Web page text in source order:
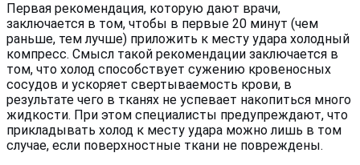
Первая рекомендация, которую дают врачи,
заключается в том, чтобы в первые 20 минут (чем
раньше, тем лучше) приложить к месту удара холодный
компресс. Смысл такой рекомендации заключается в
том, что холод способствует сужению кровеносных
сосудов и ускоряет свертываемость крови, в
результате чего в тканях не успевает накопиться много
жидкости. При этом специалисты предупреждают, что
прикладывать холод к месту удара можно лишь в том
случае, если поверхностные ткани не повреждены.